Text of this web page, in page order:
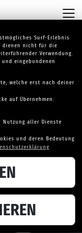
Surf-Erlebnis
dienen nicht für die
Verwendung.
eingebundenen
welche erst nach deiner
auf Übernehmen:
aller Dienste
und deren Bedeutung